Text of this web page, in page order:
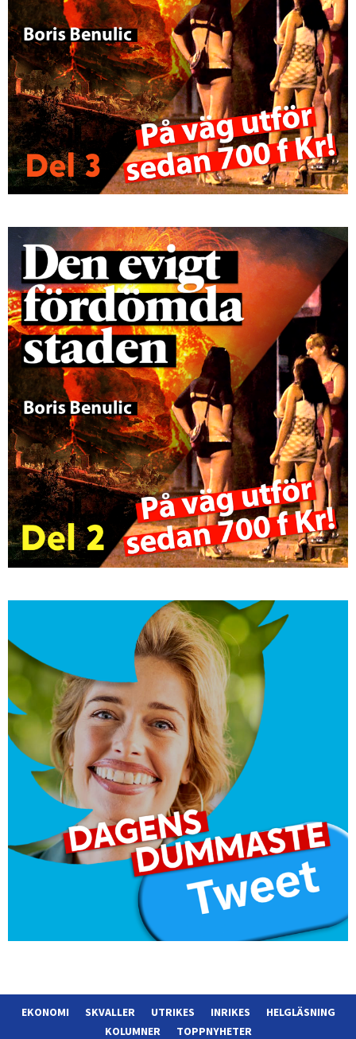
EKONOMI SKVALLER UTRIKES INRIKES
HELGLÄSNING
KOLUMNER
TOPPNYHETER